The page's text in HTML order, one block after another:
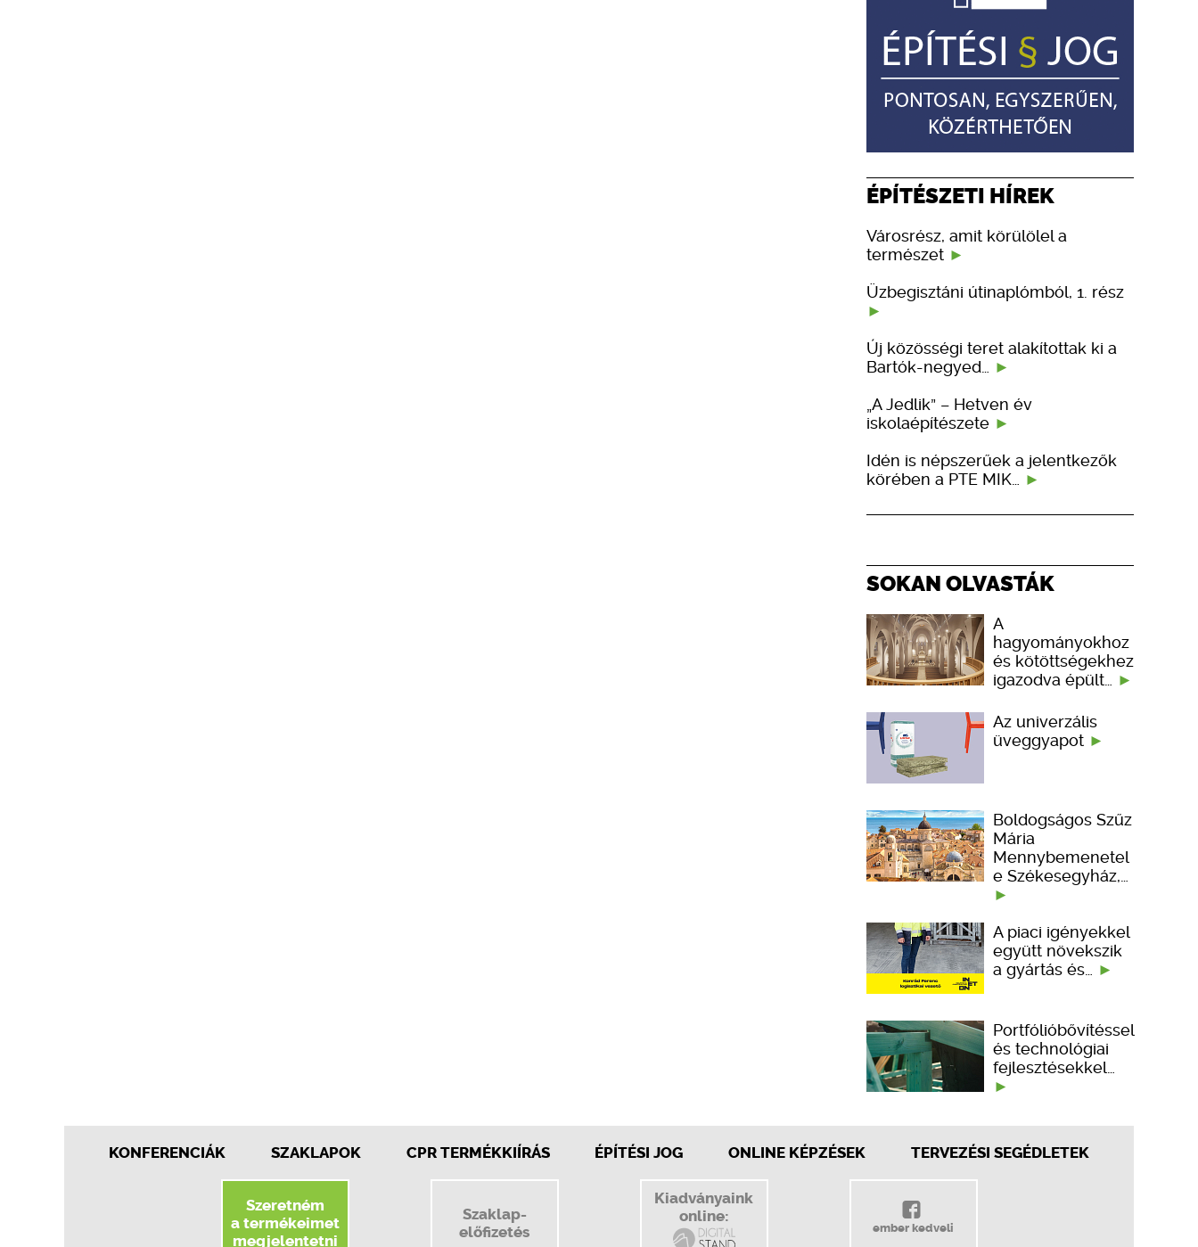
ÉPÍTÉSZETI HÍREK
Városrész, amit körülölel a
természet
Üzbegisztáni útinaplómból, 1. rész
Új közösségi teret alakítottak ki a
Bartók-negyed…
„A Jedlik” – Hetven év
iskolaépítészete
Idén is népszerűek a jelentkezők
körében a PTE MIK…
SOKAN OLVASTÁK
A
hagyományokhoz
és kötöttségekhez
igazodva épült…
Az univerzális
üveggyapot
Boldogságos Szűz
Mária
Mennybemenetel
e Székesegyház,…
A piaci igényekkel
együtt növekszik
a gyártás és…
Portfólióbővítéssel
és technológiai
fejlesztésekkel…
KONFERENCIÁK SZAKLAPOK CPR TERMÉKKIÍRÁS ÉPÍTÉSI JOG ONLINE KÉPZÉSEK TERVEZÉSI SEGÉDLETEK
Szeretném
a termékeimet
megjelentetni
Szaklap-
előfizetés
Kiadványaink
online:
ember kedveli